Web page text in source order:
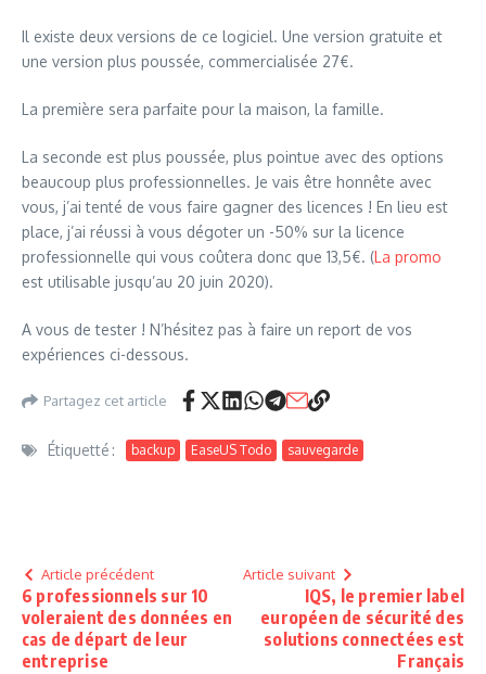
Il existe deux versions de ce logiciel. Une version gratuite et
une version plus poussée, commercialisée 27€.
La première sera parfaite pour la maison, la famille.
La seconde est plus poussée, plus pointue avec des options
beaucoup plus professionnelles. Je vais être honnête avec
vous, j’ai tenté de vous faire gagner des licences ! En lieu est
place, j’ai réussi à vous dégoter un -50% sur la licence
professionnelle qui vous coûtera donc que 13,5€. (La promo
est utilisable jusqu’au 20 juin 2020).
A vous de tester ! N’hésitez pas à faire un report de vos
expériences ci-dessous.
Partagez cet article
Étiquetté : backup EaseUS Todo sauvegarde
Article précédent
6 professionnels sur 10
voleraient des données en
cas de départ de leur
entreprise
Article suivant
IQS, le premier label
européen de sécurité des
solutions connectées est
Français